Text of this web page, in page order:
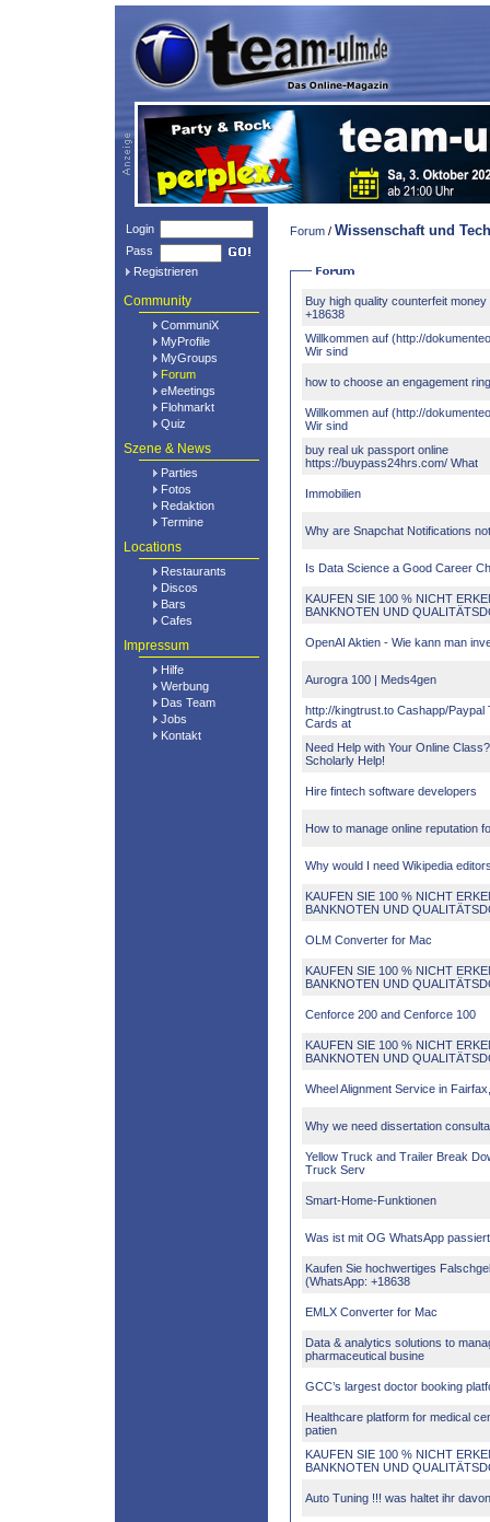
Login
Pass
Registrieren
Community
CommuniX
MyProfile
MyGroups
Forum
eMeetings
Flohmarkt
Quiz
Szene & News
Parties
Fotos
Redaktion
Termine
Locations
Restaurants
Discos
Bars
Cafes
Impressum
Hilfe
Werbung
Das Team
Jobs
Kontakt
Forum / Wissenschaft und
Buy high quality counterfeit
+18638
Willkommen auf (http://
Wir sind
how to choose an engagement
Willkommen auf (http://
Wir sind
buy real uk passport online
https://buypass24hrs.com/ What
Immobilien
Why are Snapchat Notifications
Is Data Science a Good Career
KAUFEN SIE 100 % NICHT
BANKNOTEN UND
OpenAI Aktien - Wie kann man
Aurogra 100 | Meds4gen
http://kingtrust.to Cashapp/Paypal
Cards at
Need Help with Your Online
Scholarly Help!
Hire fintech software developers
How to manage online reputation
Why would I need Wikipedia
KAUFEN SIE 100 % NICHT
BANKNOTEN UND
OLM Converter for Mac
KAUFEN SIE 100 % NICHT
BANKNOTEN UND
Cenforce 200 and Cenforce 100
KAUFEN SIE 100 % NICHT
BANKNOTEN UND
Wheel Alignment Service in
Why we need dissertation
Yellow Truck and Trailer Break
Truck Serv
Smart-Home-Funktionen
Was ist mit OG WhatsApp
Kaufen Sie hochwertiges
(WhatsApp: +18638
EMLX Converter for Mac
Data & analytics solutions to
pharmaceutical busine
GCC’s largest doctor booking
Healthcare platform for medical
patien
KAUFEN SIE 100 % NICHT
BANKNOTEN UND
Auto Tuning !!! was haltet ihr